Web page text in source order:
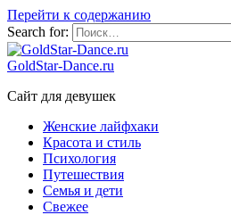
Перейти к содержанию
Search for:
GoldStar-Dance.ru
Сайт для девушек
Женские лайфхаки
Красота и стиль
Психология
Путешествия
Семья и дети
Свежее